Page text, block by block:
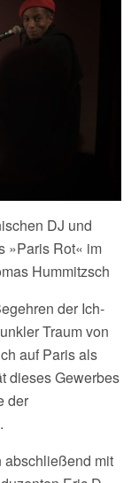
DJ und
»Paris Rot« im
Hummitzsch
der Ich-
Traum von
auf Paris als
dieses Gewerbes
der
abschließend mit